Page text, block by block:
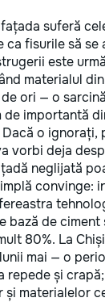
suferă
fisurile să
este
materialul
ori — o
importantă
o ignorați,
vorbi deja
neglijată
convinge:
de ciment
80%. La
mai — o
repede și
materialelor